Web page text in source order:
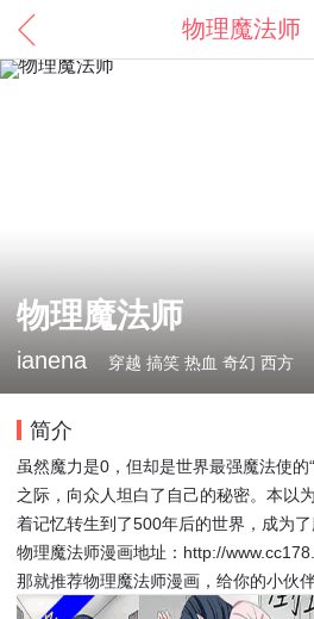
物理魔法师
物理魔法师
ianena 穿越 搞笑 热血 奇幻 西方
简介
虽然魔力是0，但却是世界最强魔法使的
之际，向众人坦白了自己的秘密。本以
着记忆转生到了500年后的世界，成为
物理魔法师漫画地址：http://
那就推荐物理魔法师漫画，给你的小伙伴